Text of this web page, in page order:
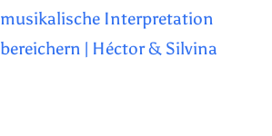
musikalische Interpretation
bereichern | Héctor & Silvina